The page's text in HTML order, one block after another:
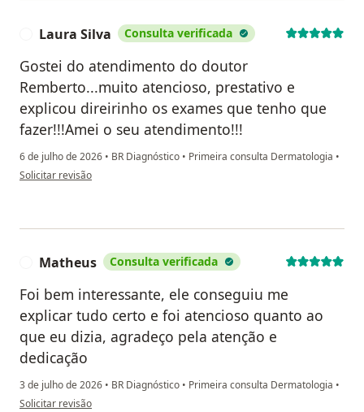
Laura Silva Consulta verificada
Gostei do atendimento do doutor
Remberto...muito atencioso, prestativo e
explicou direirinho os exames que tenho que
fazer!!!Amei o seu atendimento!!!
6 de julho de 2026 • BR Diagnóstico • Primeira consulta Dermatologia •
na opinião do utilizador Laura Silva
Solicitar revisão
Matheus Consulta verificada
Foi bem interessante, ele conseguiu me
explicar tudo certo e foi atencioso quanto ao
que eu dizia, agradeço pela atenção e
dedicação
3 de julho de 2026 • BR Diagnóstico • Primeira consulta Dermatologia •
na opinião do utilizador Matheus
Solicitar revisão